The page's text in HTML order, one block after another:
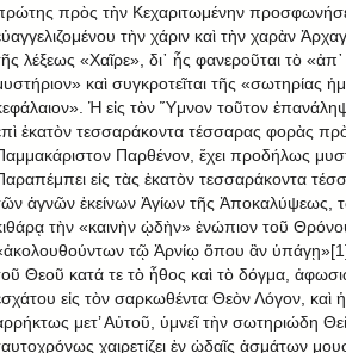
πρὸς τὴν Κεχαριτωμένην
τὴν χάριν καὶ τὴν χαρὰν
λέξεως «Χαῖρε», δι᾽ ἧς φανεροῦται τὸ
καὶ συγκροτεῖται τῆς «σωτηρίας
Ἡ εἰς τὸν Ὕμνον τοῦτον
ἑκατὸν τεσσαράκοντα τέσσαρας φορὰς
Παρθένον, ἔχει προδήλως
εἰς τὰς ἑκατὸν τεσσαράκοντα
ἁγνῶν ἐκείνων Ἁγίων τῆς Ἀποκαλύψεως,
τὴν «καινὴν ᾠδὴν» ἐνώπιον τοῦ
τῷ Ἀρνίῳ ὅπου ἂν
Θεοῦ κατά τε τὸ ἦθος καὶ τὸ δόγμα,
εἰς τὸν σαρκωθέντα Θεὸν Λόγον, καὶ
μετ’ Αὐτοῦ, ὑμνεῖ τὴν σωτηριώδη
χαιρετίζει ἐν ᾠδαῖς ᾀσμάτων